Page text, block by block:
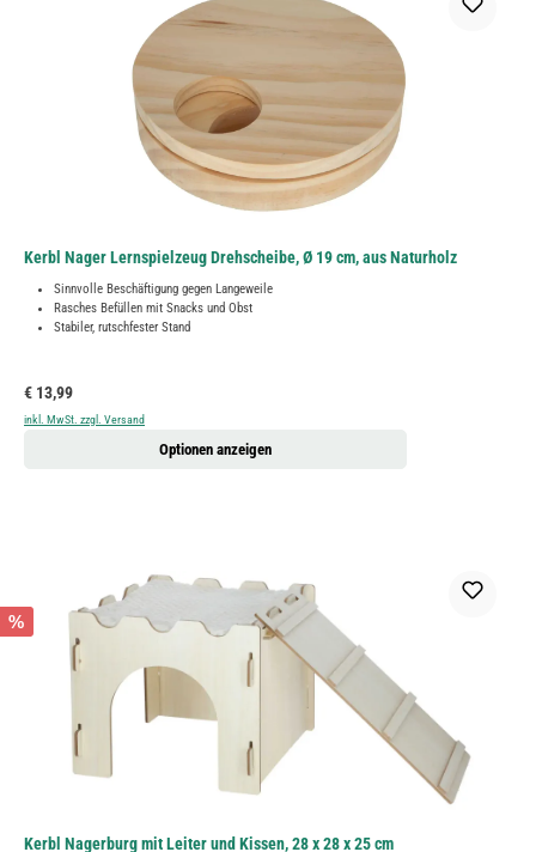
Kerbl Nager Lernspielzeug Drehscheibe, Ø 19 cm, aus Naturholz
Sinnvolle Beschäftigung gegen Langeweile
Rasches Befüllen mit Snacks und Obst
Stabiler, rutschfester Stand
Regulärer Preis:
€ 13,99
inkl. MwSt. zzgl. Versand
Optionen anzeigen
%
Kerbl Nagerburg mit Leiter und Kissen, 28 x 28 x 25 cm